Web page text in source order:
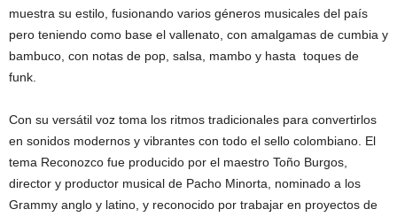
muestra su estilo, fusionando varios géneros musicales del país
pero teniendo como base el vallenato, con amalgamas de cumbia y
bambuco, con notas de pop, salsa, mambo y hasta toques de
funk.
Con su versátil voz toma los ritmos tradicionales para convertirlos
en sonidos modernos y vibrantes con todo el sello colombiano. El
tema Reconozco fue producido por el maestro Toño Burgos,
director y productor musical de Pacho Minorta, nominado a los
Grammy anglo y latino, y reconocido por trabajar en proyectos de